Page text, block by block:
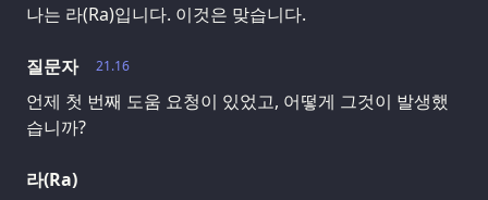
나는 라(Ra)입니다. 이것은 맞습니다.
21.16
질문자
언제 첫 번째 도움 요청이 있었고, 어떻게 그것이 발생했
습니까?
라(Ra)